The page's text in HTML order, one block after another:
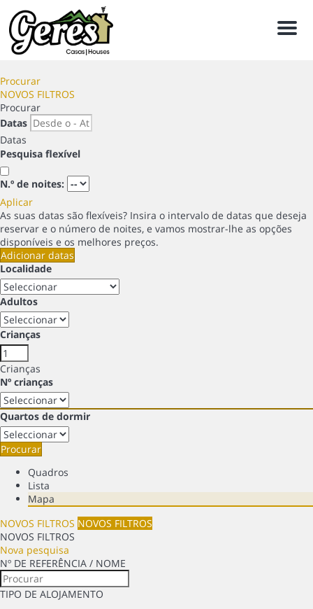
Menú
Procurar
NOVOS FILTROS
Procurar
Datas
Datas
Pesquisa flexível
N.º de noites:
Aplicar
As suas datas são flexíveis? Insira o intervalo de datas que deseja
reservar e o número de noites, e vamos mostrar-lhe as opções
disponíveis e os melhores preços.
Adicionar datas
Localidade
Adultos
Crianças
Crianças
Nº crianças
Quartos de dormir
Procurar
Quadros
Lista
Mapa
NOVOS FILTROS NOVOS FILTROS
NOVOS FILTROS
Nova pesquisa
Nº DE REFERÊNCIA / NOME
TIPO DE ALOJAMENTO